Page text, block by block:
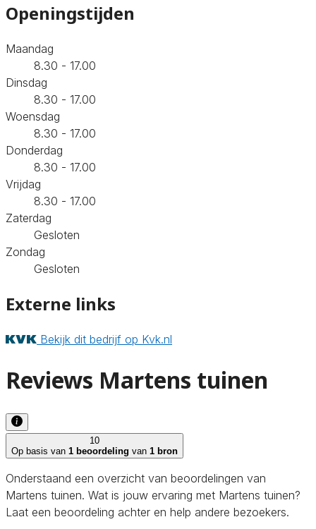
Openingstijden
Maandag
8.30 - 17.00
Dinsdag
8.30 - 17.00
Woensdag
8.30 - 17.00
Donderdag
8.30 - 17.00
Vrijdag
8.30 - 17.00
Zaterdag
Gesloten
Zondag
Gesloten
Externe links
Bekijk dit bedrijf op Kvk.nl
Reviews Martens tuinen
10
Op basis van 1 beoordeling van 1 bron
Onderstaand een overzicht van beoordelingen van
Martens tuinen. Wat is jouw ervaring met Martens tuinen?
Laat een beoordeling achter en help andere bezoekers.